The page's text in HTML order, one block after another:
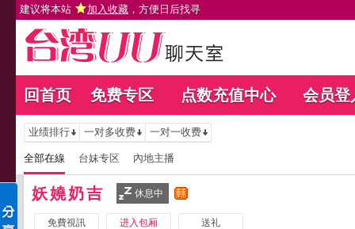
建议将本站 加入收藏 ，方便日后找寻
回首页 免费专区 点数充值中心 会员登
业绩排行 一对多收费 一对一收费
全部在線 台妹专区 內地主播
妖嬈奶吉 休息中
免費視訊 进入包厢 送礼